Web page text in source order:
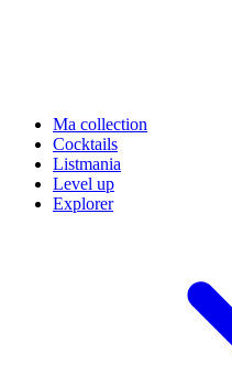
Ma collection
Cocktails
Listmania
Level up
Explorer